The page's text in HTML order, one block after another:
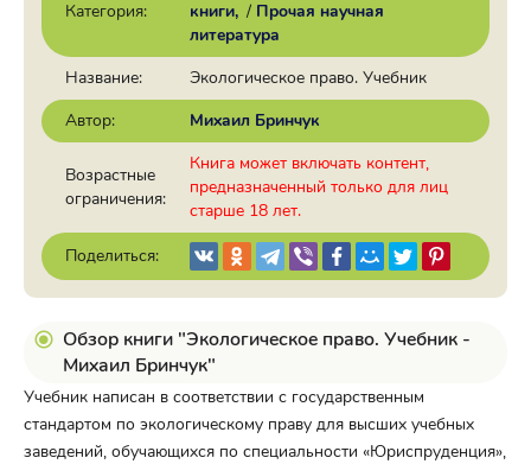
Категория:
книги / Прочая научная
литература
Название:
Экологическое право. Учебник
Автор:
Михаил Бринчук
Возрастные
ограничения:
Книга может включать контент,
предназначенный только для лиц
старше 18 лет.
Поделиться:
Обзор книги "Экологическое право. Учебник -
Михаил Бринчук"
Учебник написан в соответствии с государственным
стандартом по экологическому праву для высших учебных
заведений, обучающихся по специальности «Юриспруденция»,